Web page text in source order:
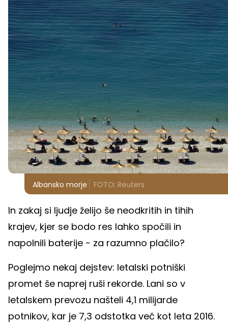
Albansko morje FOTO: Reuters
In zakaj si ljudje želijo še neodkritih in tihih
krajev, kjer se bodo res lahko spočili in
napolnili baterije - za razumno plačilo?
Poglejmo nekaj dejstev: letalski potniški
promet še naprej ruši rekorde. Lani so v
letalskem prevozu našteli 4,1 milijarde
potnikov, kar je 7,3 odstotka več kot leta 2016.